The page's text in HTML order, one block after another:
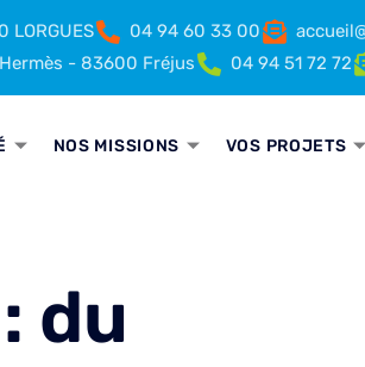
LORGUES 04 94 60 33 00
Hermès - 83600 Fréjus
04 94 51 72 72
NOS MISSIONS VOS PROJETS
du